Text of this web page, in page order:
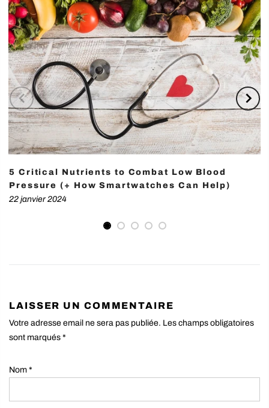
5 Critical Nutrients to Combat Low Blood
Pressure (+ How Smartwatches Can Help)
22 janvier 2024
LAISSER UN COMMENTAIRE
Votre adresse email ne sera pas publiée. Les champs obligatoires
sont marqués *
Nom *